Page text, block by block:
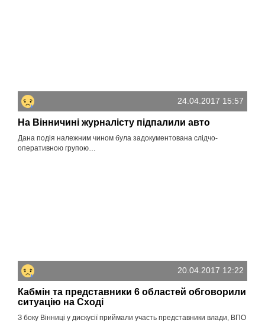
24.04.2017 15:57
На Вінничині журналісту підпалили авто
Дана подія належним чином була задокументована слідчо-
оперативною групою…
20.04.2017 12:22
Кабмін та представники 6 областей обговорили
ситуацію на Сході
З боку Вінниці у дискусії приймали участь представники влади, ВПО